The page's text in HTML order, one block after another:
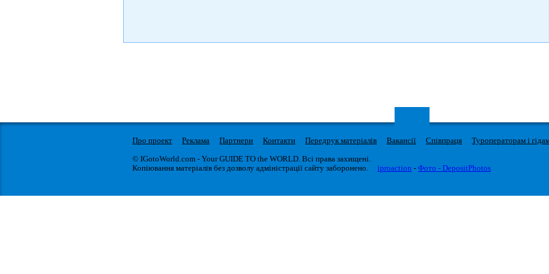
Про проект Реклама Партнери Контакти Передрук матеріалів Вакансії Співпраця Туроператорам і
© IGotoWorld.com - Your GUIDE TO the WORLD. Всі права захищені.
Копіювання матеріалів без дозволу адміністрації сайту заборонено.
iproaction - Фото - DepositPhotos